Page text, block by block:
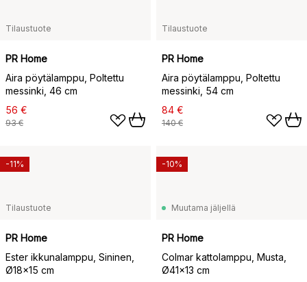
Tilaustuote
PR Home
Aira pöytälamppu, Poltettu
messinki, 46 cm
56 €
93 €
Tilaustuote
PR Home
Aira pöytälamppu, Poltettu
messinki, 54 cm
84 €
140 €
Tilaustuote
PR Home
Ester ikkunalamppu, Sininen,
Ø18×15 cm
-11%
Muutama jäljellä
PR Home
Colmar kattolamppu, Musta,
Ø41×13 cm
-10%